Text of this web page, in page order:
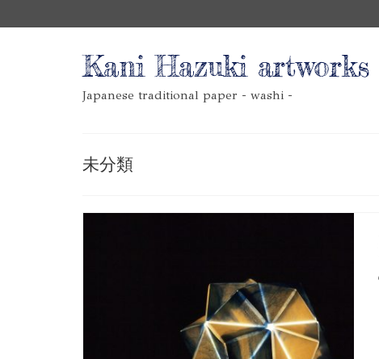
Kani Hazuki artworks
Japanese traditional paper - washi -
未分類